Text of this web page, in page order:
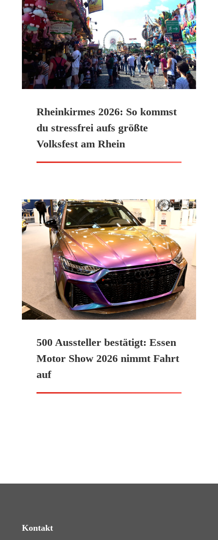
Rheinkirmes 2026: So kommst
du stressfrei aufs größte
Volksfest am Rhein
500 Aussteller bestätigt: Essen
Motor Show 2026 nimmt Fahrt
auf
Kontakt